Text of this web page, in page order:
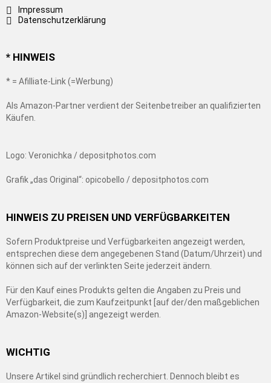
Impressum
Datenschutzerklärung
* HINWEIS
* = Afilliate-Link (=Werbung)
Als Amazon-Partner verdient der Seitenbetreiber an qualifizierten
Käufen.
Logo: Veronichka / depositphotos.com
Grafik „das Original“: opicobello / depositphotos.com
HINWEIS ZU PREISEN UND VERFÜGBARKEITEN
Sofern Produktpreise und Verfügbarkeiten angezeigt werden,
entsprechen diese dem angegebenen Stand (Datum/Uhrzeit) und
können sich auf der verlinkten Seite jederzeit ändern.
Für den Kauf eines Produkts gelten die Angaben zu Preis und
Verfügbarkeit, die zum Kaufzeitpunkt [auf der/den maßgeblichen
Amazon-Website(s)] angezeigt werden.
WICHTIG
Unsere Artikel sind gründlich recherchiert. Dennoch bleibt es